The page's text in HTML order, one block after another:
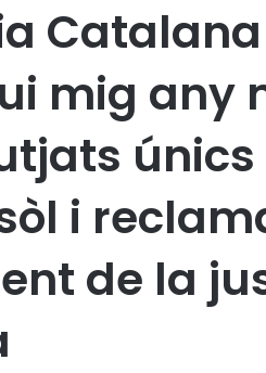
mig any
i
de la